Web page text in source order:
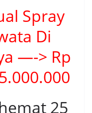
Spray
Di
—-> Rp
25